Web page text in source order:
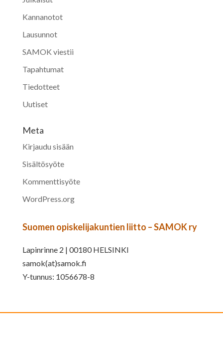
Kannanotot
Lausunnot
SAMOK viestii
Tapahtumat
Tiedotteet
Uutiset
Meta
Kirjaudu sisään
Sisältösyöte
Kommenttisyöte
WordPress.org
Suomen opiskelijakuntien liitto – SAMOK ry
Lapinrinne 2 | 00180 HELSINKI
samok(at)samok.fi
Y-tunnus: 1056678-8